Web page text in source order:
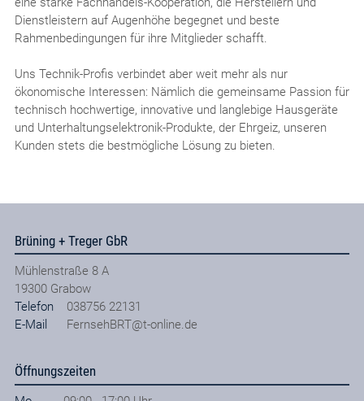
Dienstleistern auf Augenhöhe begegnet und beste
Rahmenbedingungen für ihre Mitglieder schafft.
Uns Technik-Profis verbindet aber weit mehr als nur
ökonomische Interessen: Nämlich die gemeinsame Passion für
technisch hochwertige, innovative und langlebige Hausgeräte
und Unterhaltungselektronik-Produkte, der Ehrgeiz, unseren
Kunden stets die bestmögliche Lösung zu bieten.
Brüning + Treger GbR
Mühlenstraße 8 A
19300 Grabow
Telefon
038756 22131
E-Mail
FernsehBRT@t-online.de
Öffnungszeiten